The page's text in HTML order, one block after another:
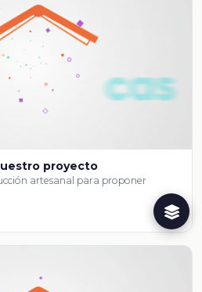
proyecto
artesanal para proponer